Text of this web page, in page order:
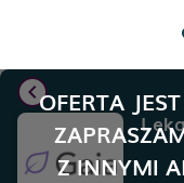
OFERTA
Z INNYMI
chevron_left